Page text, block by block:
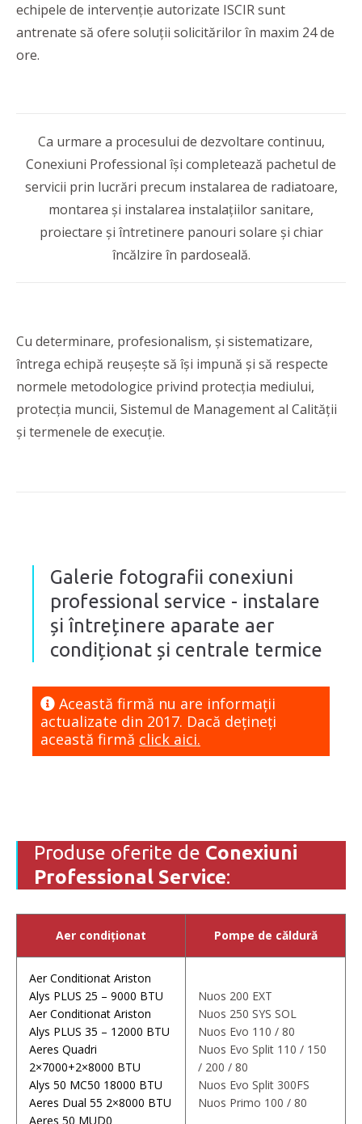
echipele de intervenție autorizate ISCIR sunt
antrenate să ofere soluții solicitărilor în maxim 24 de
ore.
Ca urmare a procesului de dezvoltare continuu,
Conexiuni Professional își completează pachetul de
servicii prin lucrări precum instalarea de radiatoare,
montarea și instalarea instalațiilor sanitare,
proiectare și întretinere panouri solare și chiar
încălzire în pardoseală.
Cu determinare, profesionalism, și sistematizare,
întrega echipă reușește să își impună și să respecte
normele metodologice privind protecția mediului,
protecția muncii, Sistemul de Management al Calității
și termenele de execuție.
Galerie fotografii conexiuni
professional service - instalare
și întreținere aparate aer
condiționat și centrale termice
Această firmă nu are informaţii
actualizate din 2017. Dacă dețineți
această firmă click aici.
Produse oferite de Conexiuni
Professional Service:
Aer condiționat Pompe de căldură
Aer Conditionat Ariston
Alys PLUS 25 – 9000 BTU
Aer Conditionat Ariston
Alys PLUS 35 – 12000 BTU
Aeres Quadri
2×7000+2×8000 BTU
Alys 50 MC50 18000 BTU
Aeres Dual 55 2×8000 BTU
Aeres 50 MUD0
Nuos 200 EXT
Nuos 250 SYS SOL
Nuos Evo 110 / 80
Nuos Evo Split 110 / 150
/ 200 / 80
Nuos Evo Split 300FS
Nuos Primo 100 / 80